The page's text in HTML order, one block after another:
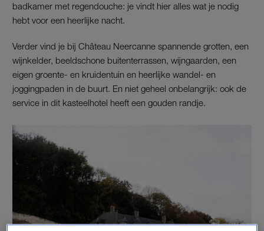
badkamer met regendouche: je vindt hier alles wat je nodig
hebt voor een heerlijke nacht.
Verder vind je bij Château Neercanne spannende grotten, een
wijnkelder, beeldschone buitenterrassen, wijngaarden, een
eigen groente- en kruidentuin en heerlijke wandel- en
joggingpaden in de buurt. En niet geheel onbelangrijk: ook de
service in dit kasteelhotel heeft een gouden randje.